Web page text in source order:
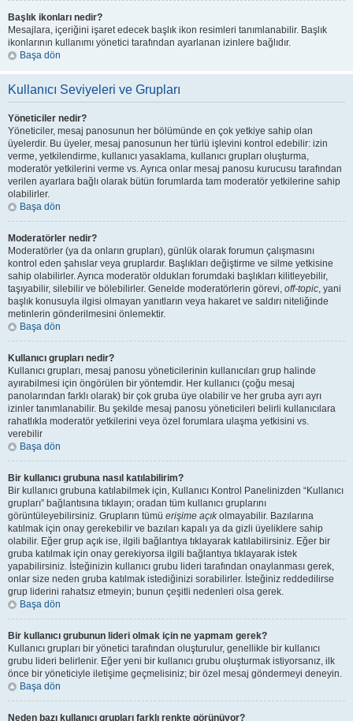
Başlık ikonları nedir?
Mesajlara, içeriğini işaret edecek başlık ikon resimleri tanımlanabilir. Başlık
ikonlarının kullanımı yönetici tarafından ayarlanan izinlere bağlıdır.
Başa dön
Kullanıcı Seviyeleri ve Grupları
Yöneticiler nedir?
Yöneticiler, mesaj panosunun her bölümünde en çok yetkiye sahip olan
üyelerdir. Bu üyeler, mesaj panosunun her türlü işlevini kontrol edebilir: izin
verme, yetkilendirme, kullanıcı yasaklama, kullanıcı grupları oluşturma,
moderatör yetkilerini verme vs. Ayrıca onlar mesaj panosu kurucusu tarafından
verilen ayarlara bağlı olarak bütün forumlarda tam moderatör yetkilerine sahip
olabilirler.
Başa dön
Moderatörler nedir?
Moderatörler (ya da onların grupları), günlük olarak forumun çalışmasını
kontrol eden şahıslar veya gruplardır. Başlıkları değiştirme ve silme yetkisine
sahip olabilirler. Ayrıca moderatör oldukları forumdaki başlıkları kilitleyebilir,
taşıyabilir, silebilir ve bölebilirler. Genelde moderatörlerin görevi, off-topic, yani
başlık konusuyla ilgisi olmayan yanıtların veya hakaret ve saldırı niteliğinde
metinlerin gönderilmesini önlemektir.
Başa dön
Kullanıcı grupları nedir?
Kullanıcı grupları, mesaj panosu yöneticilerinin kullanıcıları grup halinde
ayırabilmesi için öngörülen bir yöntemdir. Her kullanıcı (çoğu mesaj
panolarından farklı olarak) bir çok gruba üye olabilir ve her gruba ayrı ayrı
izinler tanımlanabilir. Bu şekilde mesaj panosu yöneticileri belirli kullanıcılara
rahatlıkla moderatör yetkilerini veya özel forumlara ulaşma yetkisini vs.
verebilir
Başa dön
Bir kullanıcı grubuna nasıl katılabilirim?
Bir kullanıcı grubuna katılabilmek için, Kullanıcı Kontrol Panelinizden “Kullanıcı
grupları” bağlantısına tıklayın; oradan tüm kullanıcı gruplarını
görüntüleyebilirsiniz. Grupların tümü erişime açıkolmayabilir. Bazılarına
katılmak için onay gerekebilir ve bazıları kapalı ya da gizli üyeliklere sahip
olabilir. Eğer grup açık ise, ilgili bağlantıya tıklayarak katılabilirsiniz. Eğer bir
gruba katılmak için onay gerekiyorsa ilgili bağlantıya tıklayarak istek
yapabilirsiniz. İsteğinizin kullanıcı grubu lideri tarafından onaylanması gerek,
onlar size neden gruba katılmak istediğinizi sorabilirler. İsteğiniz reddedilirse
grup liderini rahatsız etmeyin; bunun çeşitli nedenleri olsa gerek.
Başa dön
Bir kullanıcı grubunun lideri olmak için ne yapmam gerek?
Kullanıcı grupları bir yönetici tarafından oluşturulur, genellikle bir kullanıcı
grubu lideri belirlenir. Eğer yeni bir kullanıcı grubu oluşturmak istiyorsanız, ilk
önce bir yöneticiyle iletişime geçmelisiniz; bir özel mesaj göndermeyi deneyin.
Başa dön
Neden bazı kullanıcı grupları farklı renkte görünüyor?